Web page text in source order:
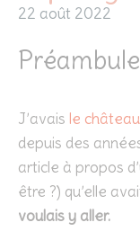
22 août 2022
Préambule
J’avais le
depuis des
article à propos
être ?) qu’elle
voulais y aller.